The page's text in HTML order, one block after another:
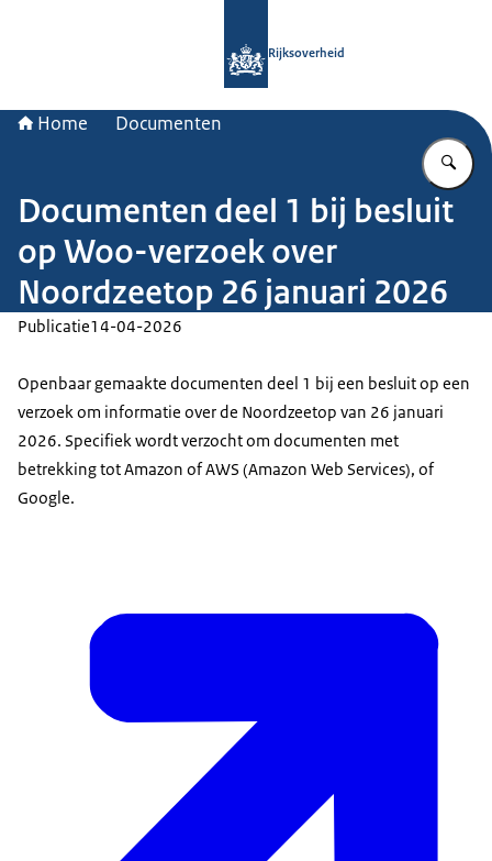
Rijksoverheid
Home Documenten
Documenten deel 1 bij besluit
op Woo-verzoek over
Noordzeetop 26 januari 2026
Publicatie14-04-2026
Openbaar gemaakte documenten deel 1 bij een besluit op een
verzoek om informatie over de Noordzeetop van 26 januari
2026. Specifiek wordt verzocht om documenten met
betrekking tot Amazon of AWS (Amazon Web Services), of
Google.